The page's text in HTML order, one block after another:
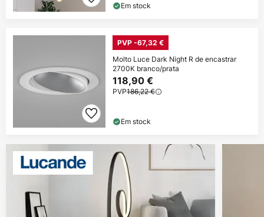
Em stock
PVP -67,32 €
Molto Luce Dark Night R de encastrar
2700K branco/prata
118,90 €
PVP186,22 €
Em stock